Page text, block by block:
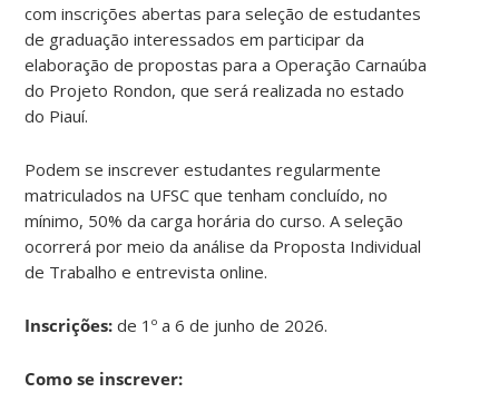
com inscrições abertas para seleção de estudantes
de graduação interessados em participar da
elaboração de propostas para a Operação Carnaúba
do Projeto Rondon, que será realizada no estado
do Piauí.
Podem se inscrever estudantes regularmente
matriculados na UFSC que tenham concluído, no
mínimo, 50% da carga horária do curso. A seleção
ocorrerá por meio da análise da Proposta Individual
de Trabalho e entrevista online.
Inscrições: de 1º a 6 de junho de 2026.
Como se inscrever: